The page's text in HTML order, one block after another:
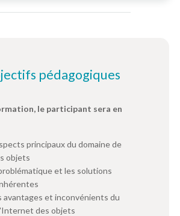
pédagogiques
le participant sera en
principaux du domaine de
objets
et les solutions
avantages et inconvénients du
des objets